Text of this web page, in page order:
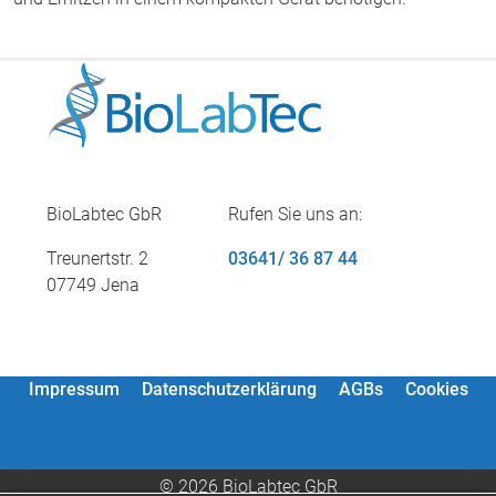
BioLabtec GbR
Treunertstr. 2
07749 Jena
Rufen Sie uns an:
03641/ 36 87 44
Impressum Datenschutzerklärung AGBs Cookies
© 2026 BioLabtec GbR